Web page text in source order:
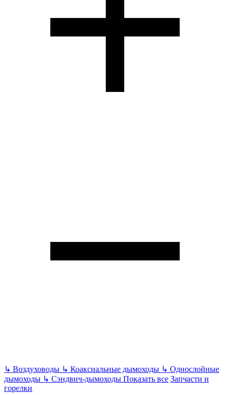
↳ Воздуховоды ↳ Коаксиальные дымоходы ↳ Однослойные
дымоходы ↳ Сэндвич-дымоходы Показать все Запчасти и
горелки